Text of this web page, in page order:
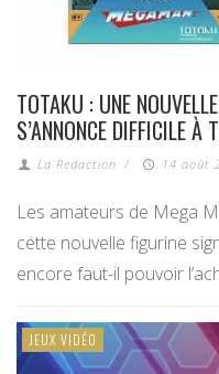
TOTAKU : UNE
S’ANNONCE DIFFICILE À
La Redaction / 14 août
Les amateurs de Mega
cette nouvelle figurine
encore faut-il pouvoir
JEUX VIDÉO